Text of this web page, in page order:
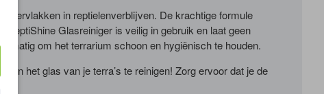
in reptielenverblijven. De krachtige formule
Glasreiniger is veilig in gebruik en laat geen
om het terrarium schoon en hygiënisch te houden.
het glas van je terra’s te reinigen! Zorg ervoor dat je de